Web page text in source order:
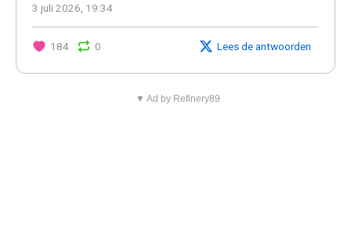
3 juli 2026, 19:34
184 0 Lees de antwoorden
▼ Ad by Refinery89